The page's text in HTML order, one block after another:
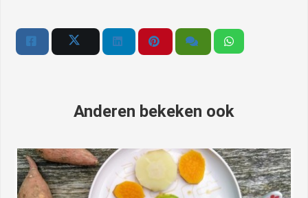
Anderen bekeken ook